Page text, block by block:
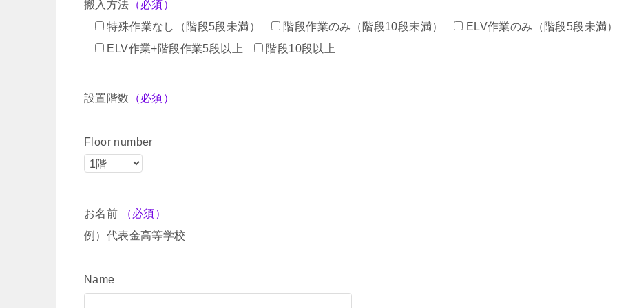
搬入方法 （必須）
特殊作業なし（階段5段未満）
階段作業のみ（階段10段未満）
ELV作業のみ（階段5段未満
ELV作業+階段作業5段以上
階段10段以上
設置階数 （必須）
Floor number
お名前
（必須）
例）代表金高等学校
Name